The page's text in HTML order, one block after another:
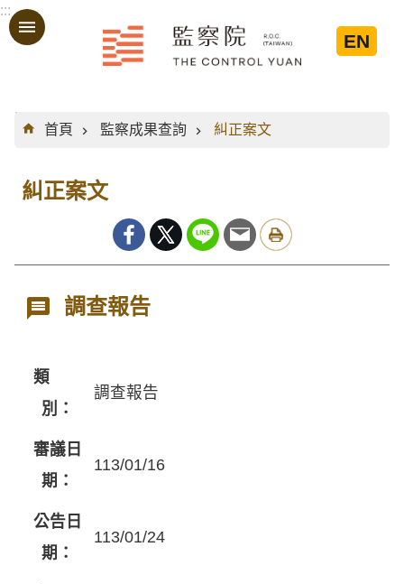
跳到主要內容區塊
:::
EN
:::
首頁
監察成果查詢 糾正案文
糾正案文
調查報告
類
別：
調查報告
審議日
期：
113/01/16
公告日
期：
113/01/24